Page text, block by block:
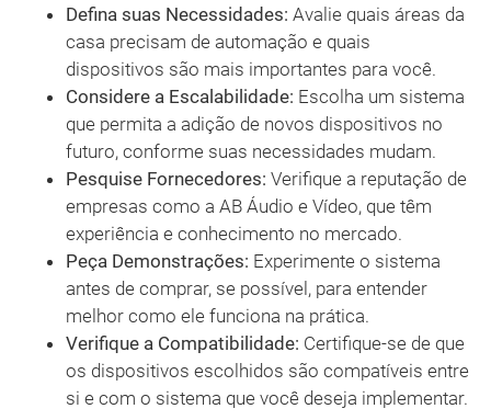
Defina suas Necessidades: Avalie quais áreas da
casa precisam de automação e quais
dispositivos são mais importantes para você.
Considere a Escalabilidade: Escolha um sistema
que permita a adição de novos dispositivos no
futuro, conforme suas necessidades mudam.
Pesquise Fornecedores: Verifique a reputação de
empresas como a AB Áudio e Vídeo, que têm
experiência e conhecimento no mercado.
Peça Demonstrações: Experimente o sistema
antes de comprar, se possível, para entender
melhor como ele funciona na prática.
Verifique a Compatibilidade: Certifique-se de que
os dispositivos escolhidos são compatíveis entre
si e com o sistema que você deseja implementar.